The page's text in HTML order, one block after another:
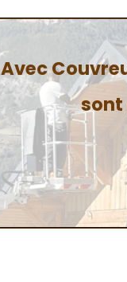
Avec
sont